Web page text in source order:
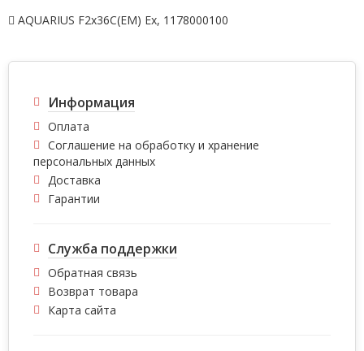
AQUARIUS F2x36C(EM) Ex, 1178000100
Информация
Оплата
Соглашение на обработку и хранение
персональных данных
Доставка
Гарантии
Служба поддержки
Обратная связь
Возврат товара
Карта сайта